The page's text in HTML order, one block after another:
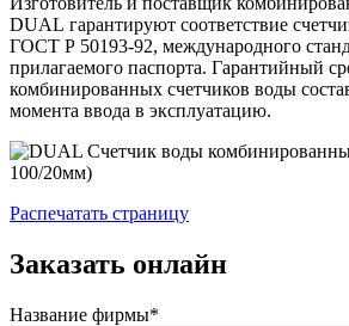
DUAL гарантируют соответствие
ГОСТ Р 50193-92, международного
прилагаемого паспорта. Гарантийный
комбинированных счетчиков воды
момента ввода в эксплуатацию.
Распечатать страницу
Заказать онлайн
Название фирмы*